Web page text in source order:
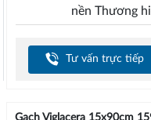
nền Thương
Tư vấn trực tiếp